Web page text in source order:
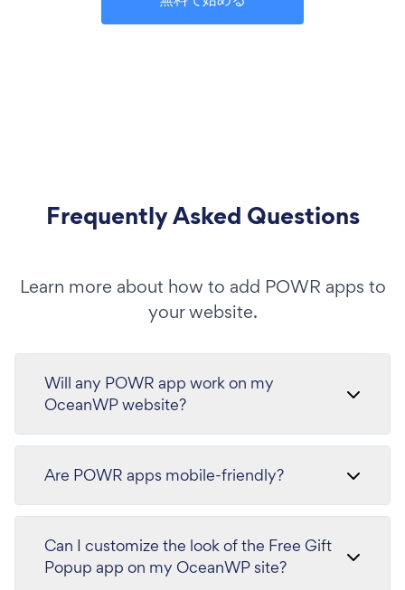
Frequently Asked Questions
Learn more about how to add POWR apps to
your website.
Will any POWR app work on my
OceanWP website?
Are POWR apps mobile-friendly?
Can I customize the look of the Free Gift
Popup app on my OceanWP site?